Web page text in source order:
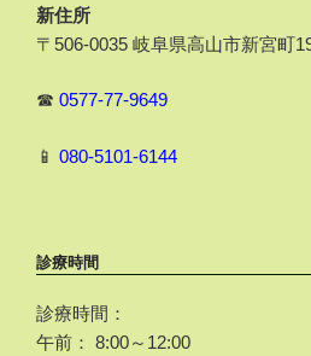
新住所
〒506-0035 岐阜県高山市新宮町
☎ 0577-77-9649
📱 080-5101-6144
診療時間
診療時間：
午前： 8:00～12:00